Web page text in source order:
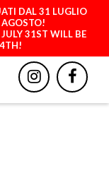
DAL 31 LUGLIO
31ST WILL BE